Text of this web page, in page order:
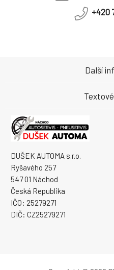
+420
DUŠEK AUTOMA s.r.o.
Ryšavého 257
547 01 Náchod
Česká Republika
IČO: 25279271
DIČ: CZ25279271
Další